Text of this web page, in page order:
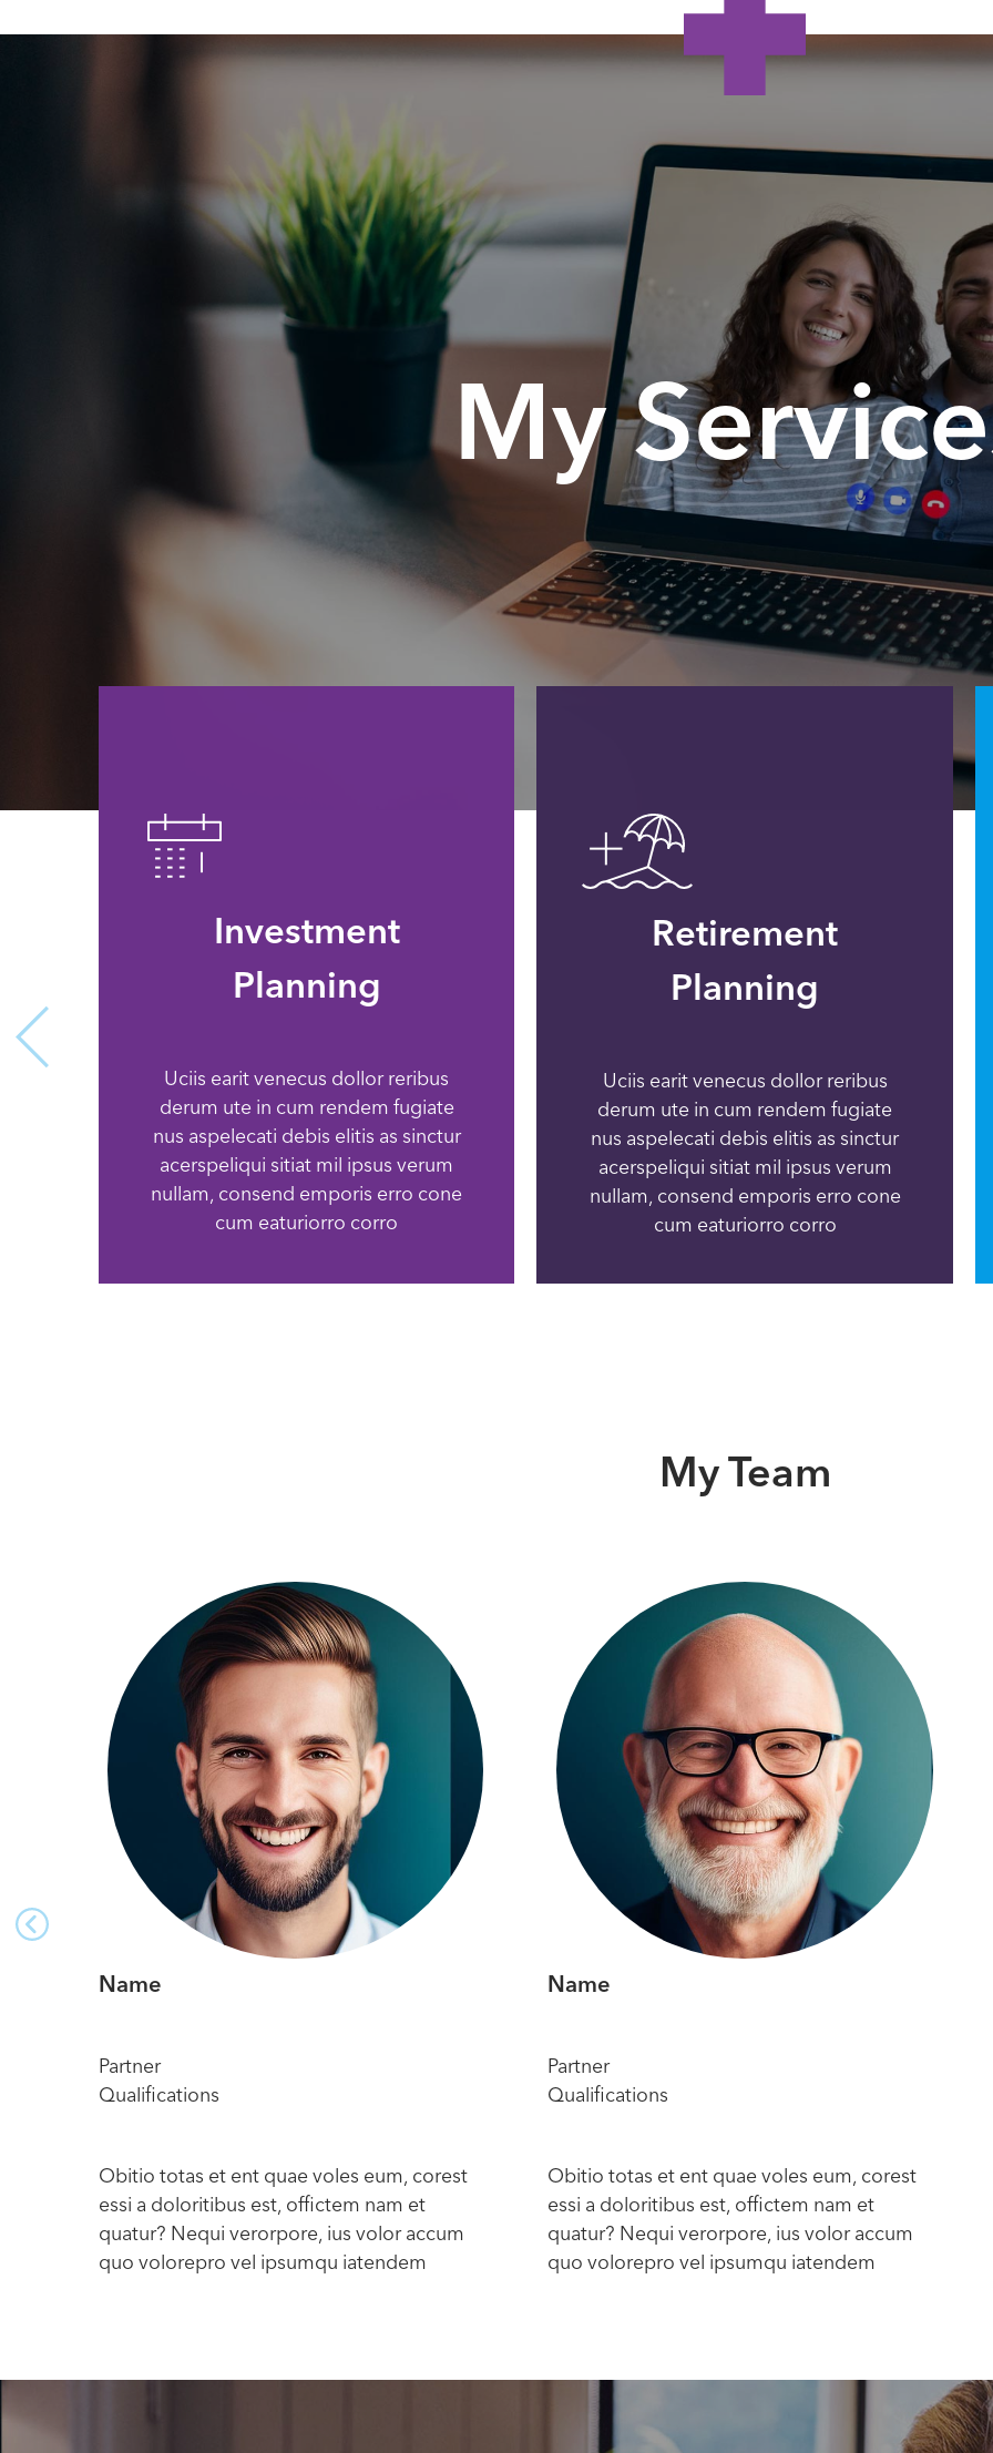
My
Investment
Planning
Uciis earit venecus dollor reribus
derum ute in cum rendem fugiate
nus aspelecati debis elitis as sinctur
acerspeliqui sitiat mil ipsus verum
nullam, consend emporis erro cone
cum eaturiorro corro
Retirement
Planning
Uciis earit venecus dollor reribus
derum ute in cum rendem fugiate
nus aspelecati debis elitis as sinctur
acerspeliqui sitiat mil ipsus verum
nullam, consend emporis erro cone
cum eaturiorro corro
My Team
Name
Partner
Qualifications
Obitio totas et ent quae voles eum, corest
essi a doloritibus est, offictem nam et
quatur? Nequi verorpore, ius volor accum
quo volorepro vel ipsumqu iatendem
Name
Partner
Qualifications
Obitio totas et ent quae voles eum, corest
essi a doloritibus est, offictem nam et
quatur? Nequi verorpore, ius volor accum
quo volorepro vel ipsumqu iatendem